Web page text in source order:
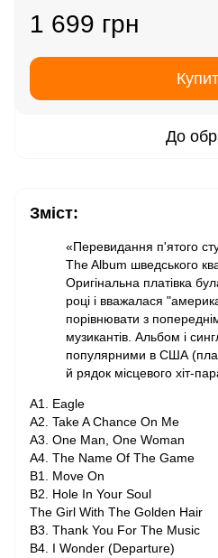
1 699 грн
До
Зміст:
«Перевидання п'ятого
The Album шведського
Оригінальна платівка
році і вважалася
порівнювати з
музикантів. Альбом і
популярними в США
й рядок місцевого хіт-
A1. Eagle
A2. Take A Chance On Me
A3. One Man, One Woman
A4. The Name Of The Game
B1. Move On
B2. Hole In Your Soul
The Girl With The Golden Hair
B3. Thank You For The Music
B4. I Wonder (Departure)